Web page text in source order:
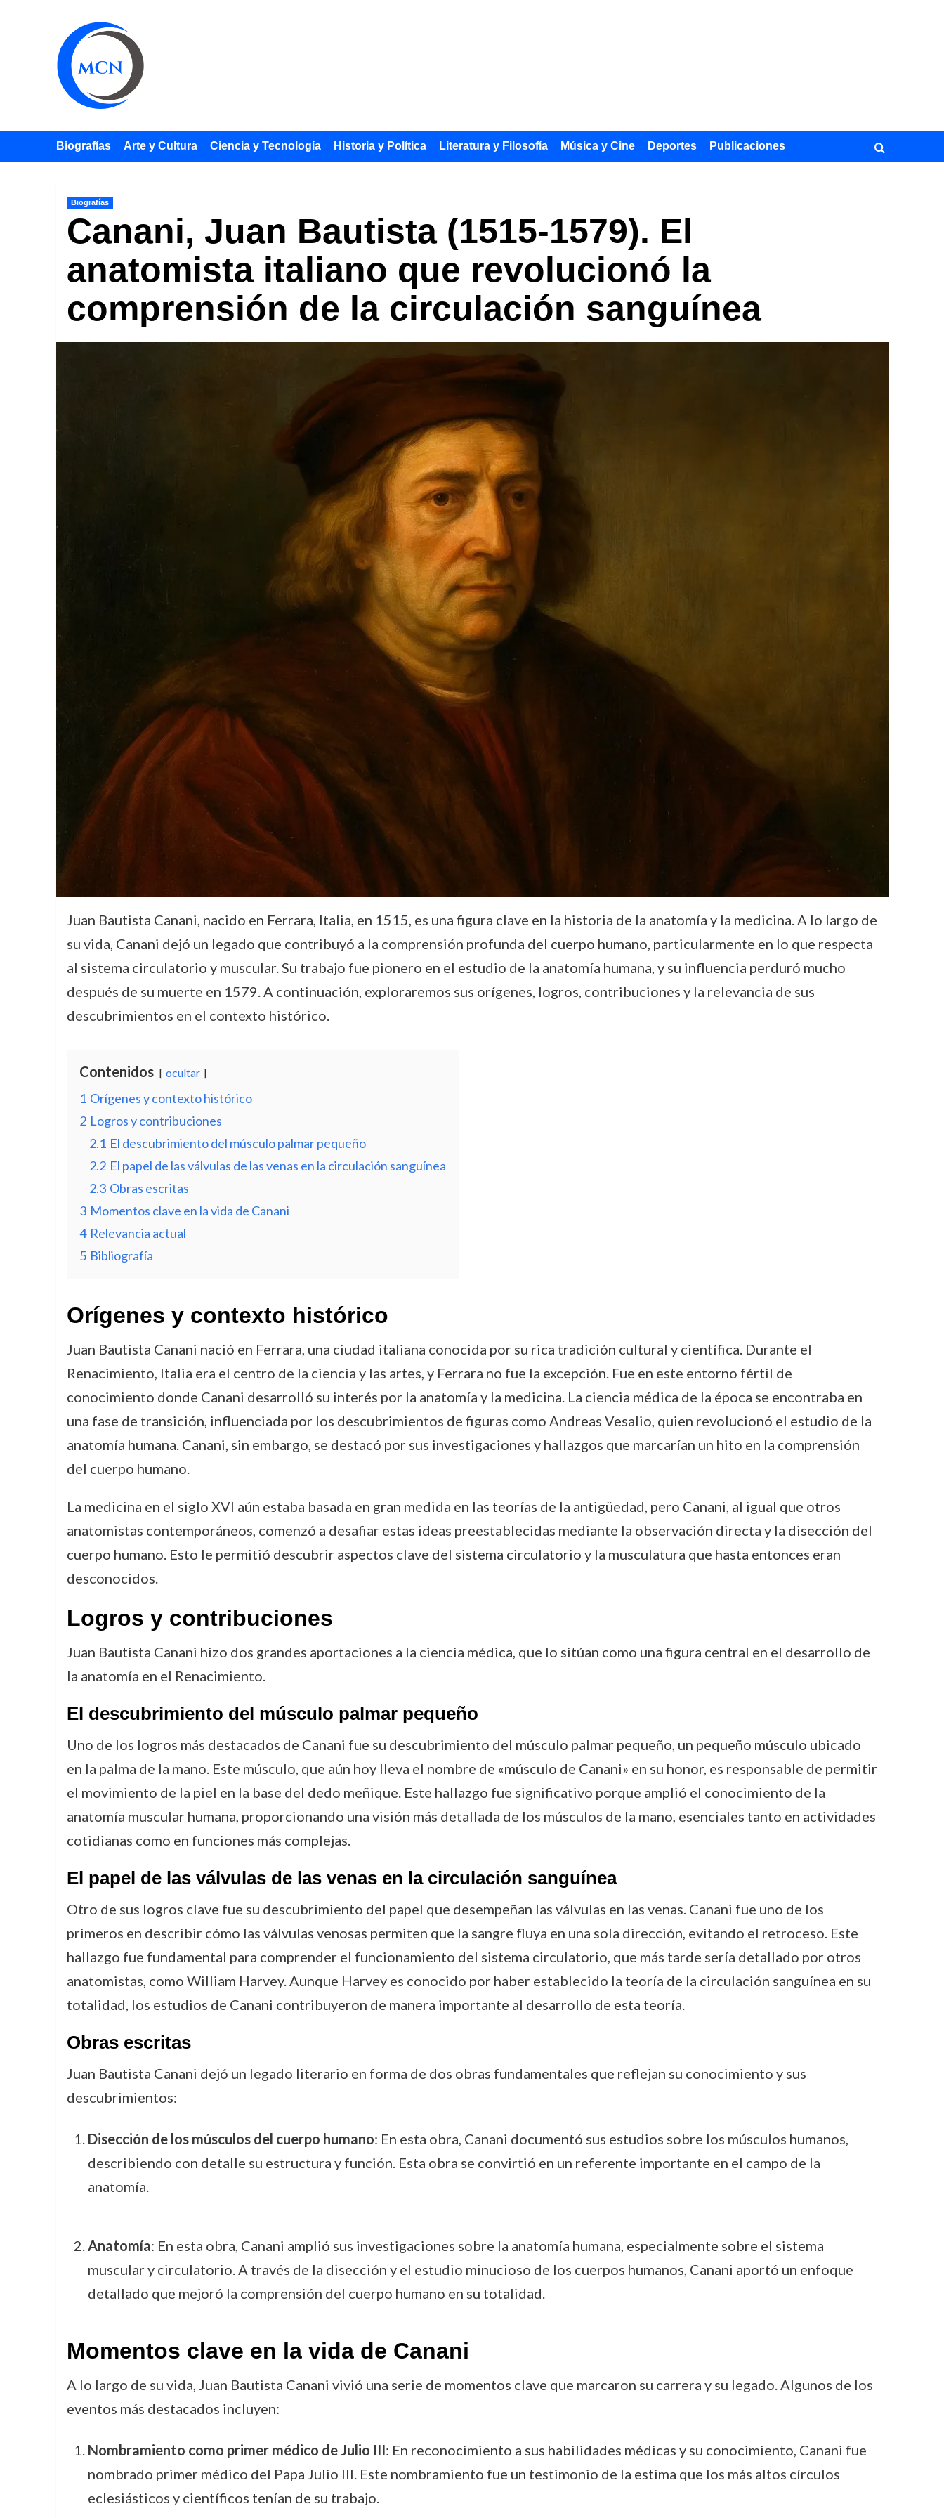
Biografías Arte y Cultura Ciencia y Tecnología Historia y Política Literatura y Filosofía Música y Cine Deportes Publicaciones
Biografías
Canani, Juan Bautista (1515-1579). El
anatomista italiano que revolucionó la
comprensión de la circulación sanguínea
Juan Bautista Canani, nacido en Ferrara, Italia, en 1515, es una figura clave en la historia de la anatomía y la medicina. A lo largo de
su vida, Canani dejó un legado que contribuyó a la comprensión profunda del cuerpo humano, particularmente en lo que respecta
al sistema circulatorio y muscular. Su trabajo fue pionero en el estudio de la anatomía humana, y su influencia perduró mucho
después de su muerte en 1579. A continuación, exploraremos sus orígenes, logros, contribuciones y la relevancia de sus
descubrimientos en el contexto histórico.
Contenidos ocultar
1 Orígenes y contexto histórico
2 Logros y contribuciones
2.1 El descubrimiento del músculo palmar pequeño
2.2 El papel de las válvulas de las venas en la circulación sanguínea
2.3 Obras escritas
3 Momentos clave en la vida de Canani
4 Relevancia actual
5 Bibliografía
Orígenes y contexto histórico
Juan Bautista Canani nació en Ferrara, una ciudad italiana conocida por su rica tradición cultural y científica. Durante el
Renacimiento, Italia era el centro de la ciencia y las artes, y Ferrara no fue la excepción. Fue en este entorno fértil de
conocimiento donde Canani desarrolló su interés por la anatomía y la medicina. La ciencia médica de la época se encontraba en
una fase de transición, influenciada por los descubrimientos de figuras como Andreas Vesalio, quien revolucionó el estudio de la
anatomía humana. Canani, sin embargo, se destacó por sus investigaciones y hallazgos que marcarían un hito en la comprensión
del cuerpo humano.
La medicina en el siglo XVI aún estaba basada en gran medida en las teorías de la antigüedad, pero Canani, al igual que otros
anatomistas contemporáneos, comenzó a desafiar estas ideas preestablecidas mediante la observación directa y la disección del
cuerpo humano. Esto le permitió descubrir aspectos clave del sistema circulatorio y la musculatura que hasta entonces eran
desconocidos.
Logros y contribuciones
Juan Bautista Canani hizo dos grandes aportaciones a la ciencia médica, que lo sitúan como una figura central en el desarrollo de
la anatomía en el Renacimiento.
El descubrimiento del músculo palmar pequeño
Uno de los logros más destacados de Canani fue su descubrimiento del músculo palmar pequeño, un pequeño músculo ubicado
en la palma de la mano. Este músculo, que aún hoy lleva el nombre de «músculo de Canani» en su honor, es responsable de permitir
el movimiento de la piel en la base del dedo meñique. Este hallazgo fue significativo porque amplió el conocimiento de la
anatomía muscular humana, proporcionando una visión más detallada de los músculos de la mano, esenciales tanto en actividades
cotidianas como en funciones más complejas.
El papel de las válvulas de las venas en la circulación sanguínea
Otro de sus logros clave fue su descubrimiento del papel que desempeñan las válvulas en las venas. Canani fue uno de los
primeros en describir cómo las válvulas venosas permiten que la sangre fluya en una sola dirección, evitando el retroceso. Este
hallazgo fue fundamental para comprender el funcionamiento del sistema circulatorio, que más tarde sería detallado por otros
anatomistas, como William Harvey. Aunque Harvey es conocido por haber establecido la teoría de la circulación sanguínea en su
totalidad, los estudios de Canani contribuyeron de manera importante al desarrollo de esta teoría.
Obras escritas
Juan Bautista Canani dejó un legado literario en forma de dos obras fundamentales que reflejan su conocimiento y sus
descubrimientos:
Disección de los músculos del cuerpo humano: En esta obra, Canani documentó sus estudios sobre los músculos humanos,
describiendo con detalle su estructura y función. Esta obra se convirtió en un referente importante en el campo de la
anatomía.
Anatomía: En esta obra, Canani amplió sus investigaciones sobre la anatomía humana, especialmente sobre el sistema
muscular y circulatorio. A través de la disección y el estudio minucioso de los cuerpos humanos, Canani aportó un enfoque
detallado que mejoró la comprensión del cuerpo humano en su totalidad.
Momentos clave en la vida de Canani
A lo largo de su vida, Juan Bautista Canani vivió una serie de momentos clave que marcaron su carrera y su legado. Algunos de los
eventos más destacados incluyen:
Nombramiento como primer médico de Julio III: En reconocimiento a sus habilidades médicas y su conocimiento, Canani fue
nombrado primer médico del Papa Julio III. Este nombramiento fue un testimonio de la estima que los más altos círculos
eclesiásticos y científicos tenían de su trabajo.